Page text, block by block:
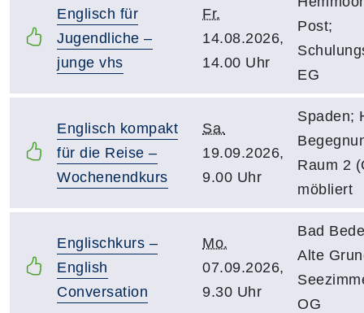
Englisch für
Jugendliche –
junge vhs
Fr.
14.08.2026,
14.00 Uhr
Post;
EG
Englisch kompakt
für die Reise –
Wochenendkurs
Sa.
19.09.2026,
9.00 Uhr
Spaden;
Raum 2
möbliert
Englischkurs –
English
Conversation
Mo.
07.09.2026,
9.30 Uhr
Bad
Alte
OG